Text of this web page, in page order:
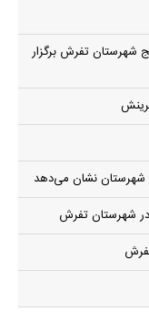
شهرستان تفرش برگزار
شهرستان نشان می‌دهد
شهرستان تفرش